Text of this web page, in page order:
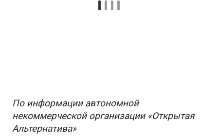
По информации автономной
некоммерческой организации «Открытая
Альтернатива»